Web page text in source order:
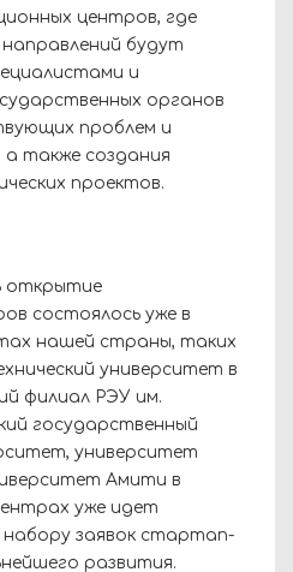
центров, где
будут
и
органов
проблем и
а также создания
проектов.
открытие
состоялось уже в
нашей страны, таких
университет в
филиал РЭУ им.
государственный
университет
Амити в
уже идет
заявок стартап-
развития.